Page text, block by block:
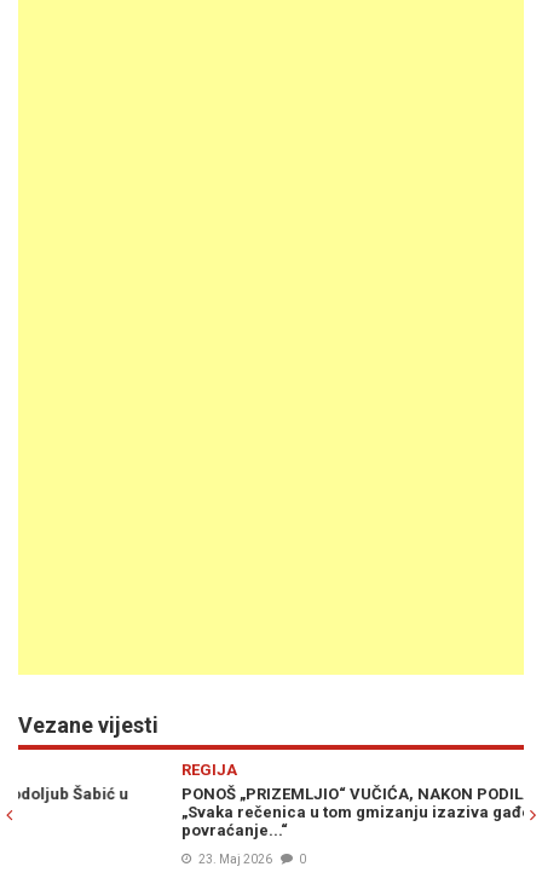
Vezane vijesti
PONOŠ „PRIZEMLJIO“ VUČIĆA, NAKON PODILAŽENJA TRUMPU:
„Svaka rečenica u tom gmizanju izaziva gađenje, ovo je za